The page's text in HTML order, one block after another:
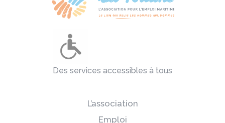
Des services accessibles à tous
L’association
Emploi